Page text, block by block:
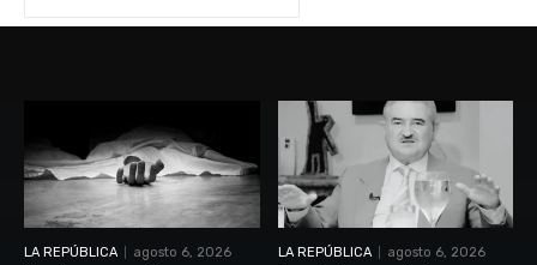
LA REPÚBLICA agosto 6, 2026 LA REPÚBLICA agosto 6, 2026